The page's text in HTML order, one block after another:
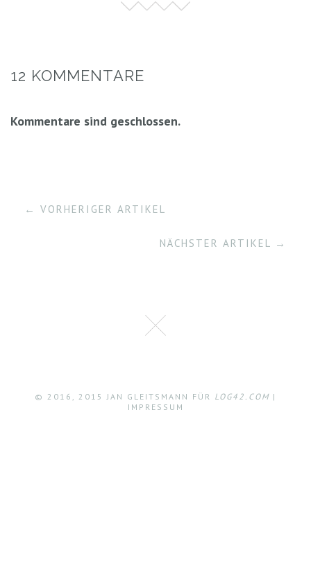
12 KOMMENTARE
Kommentare sind geschlossen.
← VORHERIGER ARTIKEL
NÄCHSTER ARTIKEL →
© 2016, 2015 JAN GLEITSMANN FÜR LOG42.COM |
IMPRESSUM